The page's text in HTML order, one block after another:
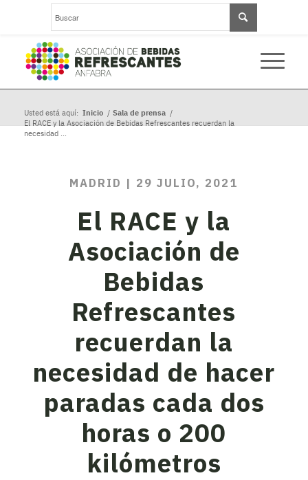
Usted está aquí: Inicio / Sala de prensa /
El RACE y la Asociación de Bebidas Refrescantes recuerdan la
necesidad ...
MADRID | 29 JULIO, 2021
El RACE y la
Asociación de
Bebidas
Refrescantes
recuerdan la
necesidad de hacer
paradas cada dos
horas o 200
kilómetros